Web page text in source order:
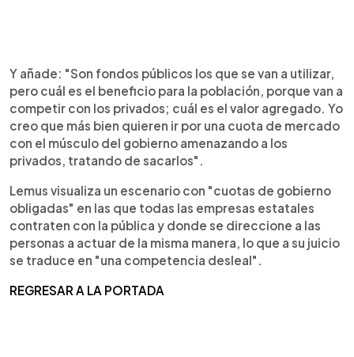
Y añade: "Son fondos públicos los que se van a utilizar,
pero cuál es el beneficio para la población, porque van a
competir con los privados; cuál es el valor agregado. Yo
creo que más bien quieren ir por una cuota de mercado
con el músculo del gobierno amenazando a los
privados, tratando de sacarlos".
Lemus visualiza un escenario con "cuotas de gobierno
obligadas" en las que todas las empresas estatales
contraten con la pública y donde se direccione a las
personas a actuar de la misma manera, lo que a su juicio
se traduce en "una competencia desleal".
REGRESAR A LA PORTADA